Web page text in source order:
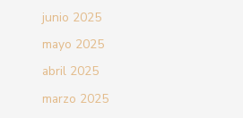
junio 2025
mayo 2025
abril 2025
marzo 2025